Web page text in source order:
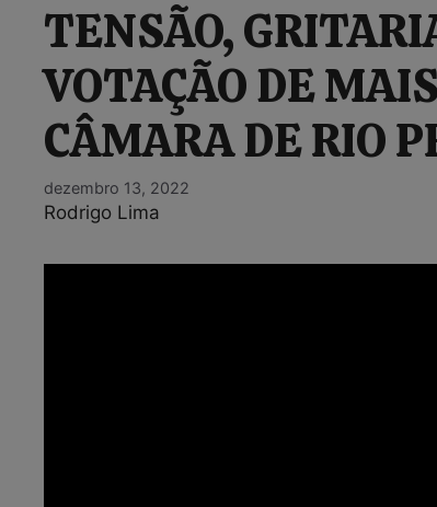
TENSÃO,
VOTAÇÃO DE
CÂMARA DE RIO
dezembro 13, 2022
Rodrigo Lima